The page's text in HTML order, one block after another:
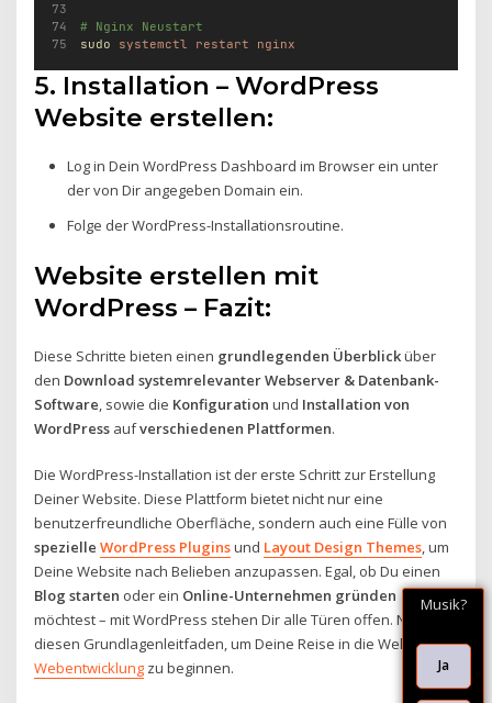
# Nginx Neustart
sudo systemctl restart nginx
5. Installation – WordPress
Website erstellen:
Log in Dein WordPress Dashboard im Browser ein unter
der von Dir angegeben Domain ein.
Folge der WordPress-Installationsroutine.
Website erstellen mit
WordPress – Fazit:
Diese Schritte bieten einen grundlegenden Überblicküber
den Download systemrelevanter Webserver & Datenbank-
Software, sowie die Konfiguration und Installation von
WordPress aufverschiedenen Plattformen.
Die WordPress-Installation ist der erste Schritt zur Erstellung
Deiner Website. Diese Plattform bietet nicht nur eine
benutzerfreundliche Oberfläche, sondern auch eine Fülle von
spezielleWordPress Pluginsund Layout Design Themes, um
Deine Website nach Belieben anzupassen. Egal, ob Du einen
Blog starten oder ein Online-Unternehmen gründen
möchtest – mit WordPress stehen Dir alle Türen offen. Nutze
diesen Grundlagenleitfaden, um Deine Reise in die Welt der
Webentwicklung zu beginnen.
Musik?
Ja